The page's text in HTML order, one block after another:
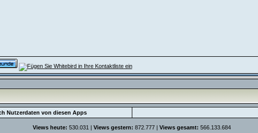
Nutzerdaten von diesen Apps
Views heute: 530.031 | Views gestern: 872.777 | Views gesamt: 566.133.684